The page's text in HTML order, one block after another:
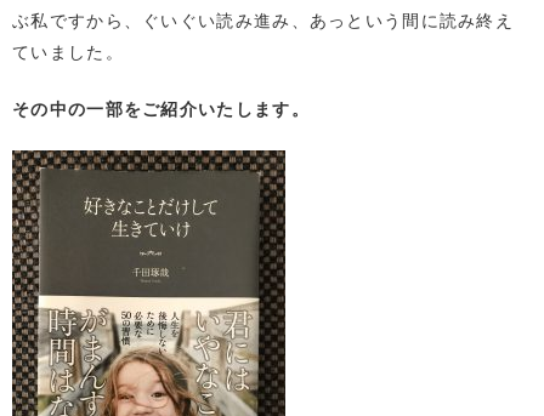
ぶ私ですから、ぐいぐい読み進み、あっという間に読み終え
ていました。
その中の一部をご紹介いたします。